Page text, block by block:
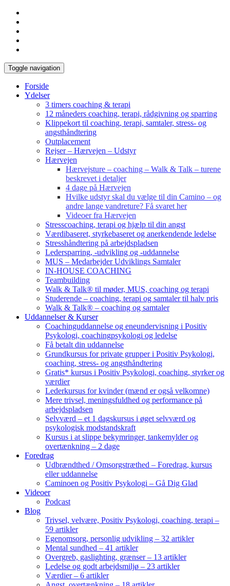
Toggle navigation
Forside
Ydelser
3 timers coaching & terapi
12 måneders coaching, terapi, rådgivning og sparring
Klippekort til coaching, terapi, samtaler, stress- og
angsthåndtering
Outplacement
Rejser – Hærvejen – Udstyr
Hærvejen
Hærvejsture – coaching – Walk & Talk – turene
beskrevet i detaljer
4 dage på Hærvejen
Hvilke udstyr skal du vælge til din Camino – og
andre lange vandreture? Få svaret her
Videoer fra Hærvejen
Stresscoaching, terapi og hjælp til din angst
Værdibaseret, styrkebaseret og anerkendende ledelse
Stresshåndtering på arbejdspladsen
Ledersparring, -udvikling og -uddannelse
MUS – Medarbejder Udviklings Samtaler
IN-HOUSE COACHING
Teambuilding
Walk & Talk® til møder, MUS, coaching og terapi
Studerende – coaching, terapi og samtaler til halv pris
Walk & Talk® – coaching og samtaler
Uddannelser & Kurser
Coachinguddannelse og eneundervisning i Positiv
Psykologi, coachingpsykologi og ledelse
Få betalt din uddannelse
Grundkursus for private grupper i Positiv Psykologi,
coaching, stress- og angsthåndtering
Gratis* kursus i Positiv Psykologi, coaching, styrker og
værdier
Lederkursus for kvinder (mænd er også velkomne)
Mere trivsel, meningsfuldhed og performance på
arbejdspladsen
Selvværd – et 1 dagskursus i øget selvværd og
psykologisk modstandskraft
Kursus i at slippe bekymringer, tankemylder og
overtænkning – 2 dage
Foredrag
Udbrændthed / Omsorgstræthed – Foredrag, kursus
eller uddannelse
Caminoen og Positiv Psykologi – Gå Dig Glad
Videoer
Podcast
Blog
Trivsel, velvære, Positiv Psykologi, coaching, terapi –
59 artikler
Egenomsorg, personlig udvikling – 32 artikler
Mental sundhed – 41 artikler
Overgreb, gaslighting, grænser – 13 artikler
Ledelse og godt arbejdsmiljø – 23 artikler
Værdier – 6 artikler